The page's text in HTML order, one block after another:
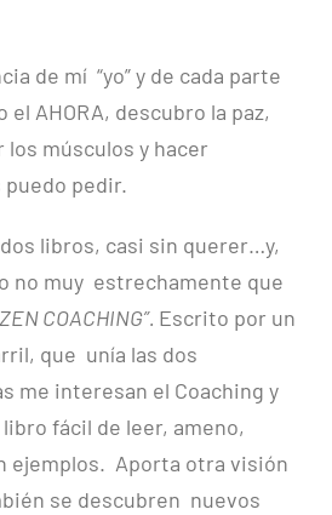
de mí “yo” y de cada parte
AHORA, descubro la paz,
músculos y hacer
puedo pedir.
dos libros, casi sin querer…y,
no muy estrechamente que
COACHING”. Escrito por un
que unía las dos
me interesan el Coaching y
fácil de leer, ameno,
ejemplos. Aporta otra visión
se descubren nuevos